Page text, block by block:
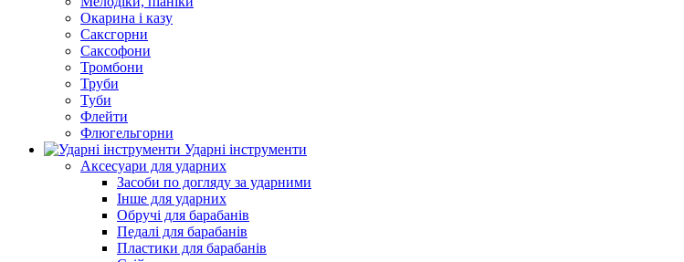
Окарина і казу
Саксгорни
Саксофони
Тромбони
Труби
Туби
Флейти
Флюгельгорни
Ударні інструменти
Аксесуари для ударних
Засоби по догляду за ударними
Інше для ударних
Обручі для барабанів
Педалі для барабанів
Пластики для барабанів